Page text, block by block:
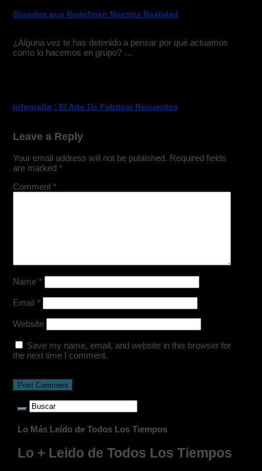
Sociales que Redefinen Nuestra Realidad
¿Alguna vez te has detenido a pensar por qué actuamos
como lo hacemos en grupo? …
Infografía : El Arte De Fabricar Recuerdos
Leave a Reply
Your email address will not be published. Required fields
are marked *
Comment *
Name *
Email *
Website
Save my name, email, and website in this browser for
the next time I comment.
Lo Más Leído de Todos Los Tiempos
Lo + Leido de Todos Los Tiempos